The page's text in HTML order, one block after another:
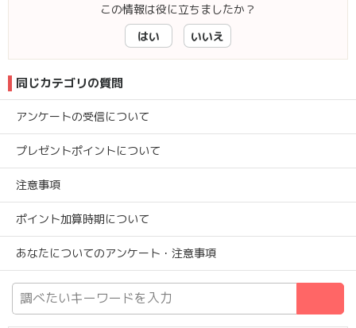
この情報は役に立ちましたか？
はい
いいえ
同じカテゴリの質問
アンケートの受信について
プレゼントポイントについて
注意事項
ポイント加算時期について
あなたについてのアンケート・注意事項